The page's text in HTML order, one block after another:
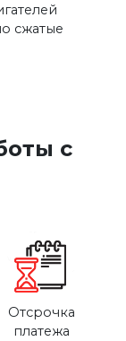
сжатые
с
Отсрочка
платежа